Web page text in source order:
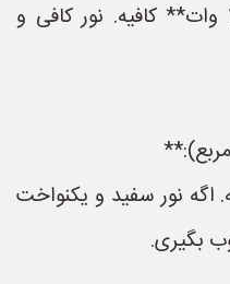
لامپ LED با توان **9 تا 12 وات** کافیه. نور کافی و
مناسبه. اگه نور سفید و یکنواخت
بگیری.